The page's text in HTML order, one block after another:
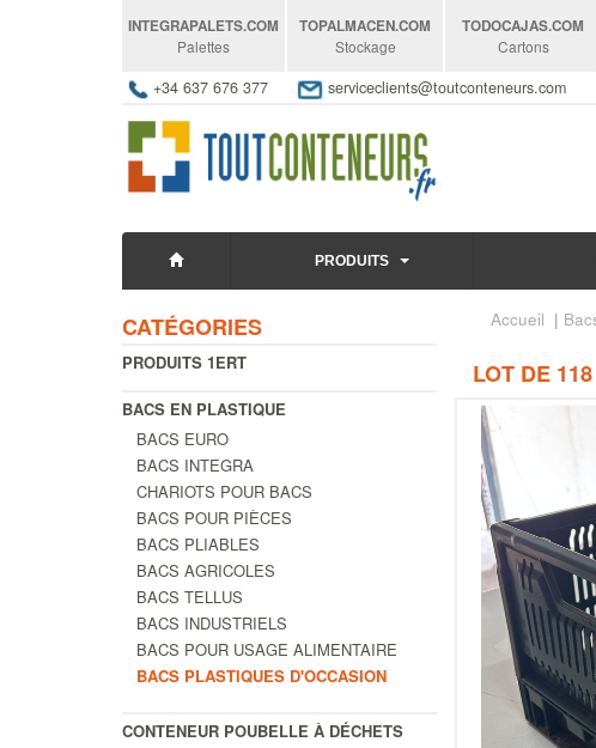
INTEGRAPALETS.COM
Palettes
TOPALMACEN.COM
Stockage
TODOCAJAS.COM
Cartons
+34 637 676 377 serviceclients@toutconteneurs.com
PRODUITS
CATÉGORIES
PRODUITS 1ERT
BACS EN PLASTIQUE
BACS EURO
BACS INTEGRA
CHARIOTS POUR BACS
BACS POUR PIÈCES
BACS PLIABLES
BACS AGRICOLES
BACS TELLUS
BACS INDUSTRIELS
BACS POUR USAGE ALIMENTAIRE
BACS PLASTIQUES D'OCCASION
CONTENEUR POUBELLE À DÉCHETS
Accueil |
LOT DE